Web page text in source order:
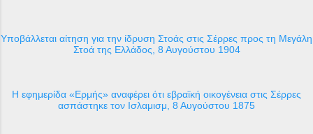
Υποβάλλεται αίτηση για την ίδρυση Στοάς στις Σέρρες προς τη Μεγάλη
Στοά της Ελλάδος, 8 Αυγούστου 1904
H εφημερίδα «Ερμής» αναφέρει ότι εβραϊκή οικογένεια στις Σέρρες
ασπάστηκε τον Ισλαμισμ, 8 Αυγούστου 1875